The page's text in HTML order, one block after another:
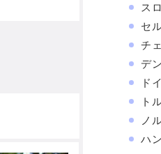
ス
セ
チ
デ
ド
ト
ノ
ハ